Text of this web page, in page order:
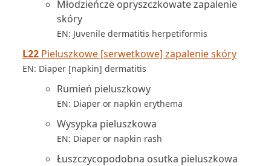
Młodzieńcze opryszczkowate zapalenie
skóry
EN: Juvenile dermatitis herpetiformis
L22 Pieluszkowe [serwetkowe] zapalenie skóry
EN: Diaper [napkin] dermatitis
Rumień pieluszkowy
EN: Diaper or napkin erythema
Wysypka pieluszkowa
EN: Diaper or napkin rash
Łuszczycopodobna osutka pieluszkowa